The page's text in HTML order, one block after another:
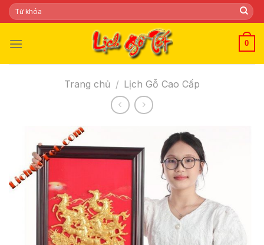
Skip
to
Tìm
kiếm:
0
Trang chủ / Lịch Gỗ Cao Cấp